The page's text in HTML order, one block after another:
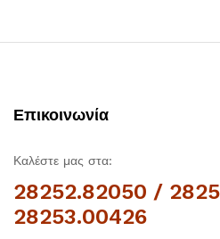
Επικοινωνία
Καλέστε μας στα:
28252.82050 /
28253.00426